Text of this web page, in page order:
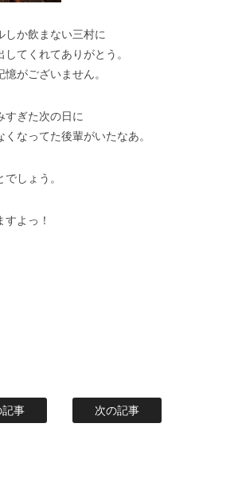
しか飲まない三村に
てくれてありがとう。
がございません。
すぎた次の日に
なってた後輩がいたなあ。
しょう。
よっ！
記事 次の記事